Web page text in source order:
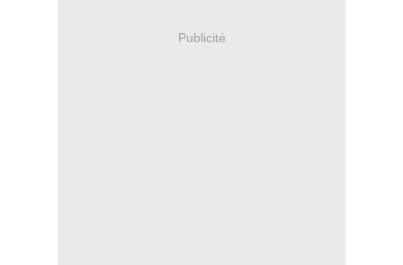
Publicité